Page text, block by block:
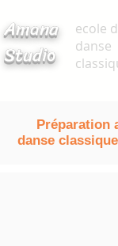
Amana
Studio
ecole
danse
Préparation
danse